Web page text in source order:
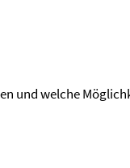
und welche